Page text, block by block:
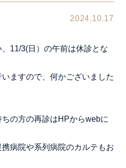
2024.10.17
11/3(日）の午前は休診とな
ますので、何かございました
の方の再診はHPからwebに
病院や系列病院のカルテもお